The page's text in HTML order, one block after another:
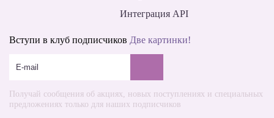
Интеграция API
Вступи в клуб подписчиков Две картинки!
Получай сообщения об акциях, новых поступлениях и специальных
предложениях только для наших подписчиков